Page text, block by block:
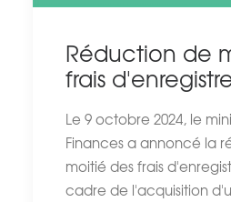
Réduction de
frais
Le 9 octobre 2024, le
Finances a annoncé la
moitié des frais
cadre de l'acquisition